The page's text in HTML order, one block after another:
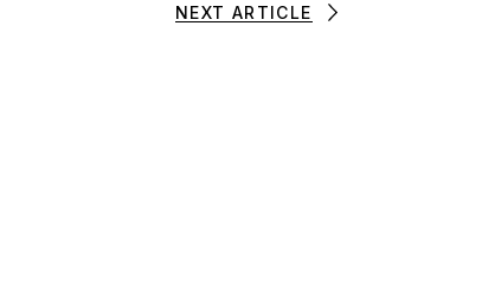
NEXT ARTICLE